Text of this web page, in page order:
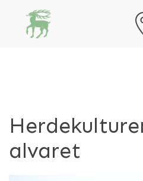
alvaret